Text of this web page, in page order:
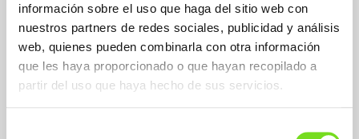
información sobre el uso que haga del sitio web con
nuestros partners de redes sociales, publicidad y análisis
web, quienes pueden combinarla con otra información
que les haya proporcionado o que hayan recopilado a
partir del uso que haya hecho de sus servicios.
Sectores Fundición de Hierro
Máquina herramienta
Troquelería